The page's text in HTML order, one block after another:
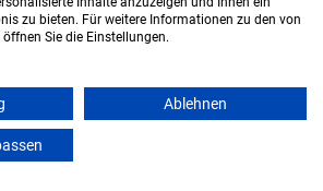
IU Duales Studium
zu bieten. Für weitere Informationen zu den von
Sie die Einstellungen.
Ablehnen